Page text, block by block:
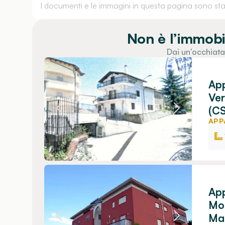
I documenti e le immagini in questa pagina sono
Non è
Dai